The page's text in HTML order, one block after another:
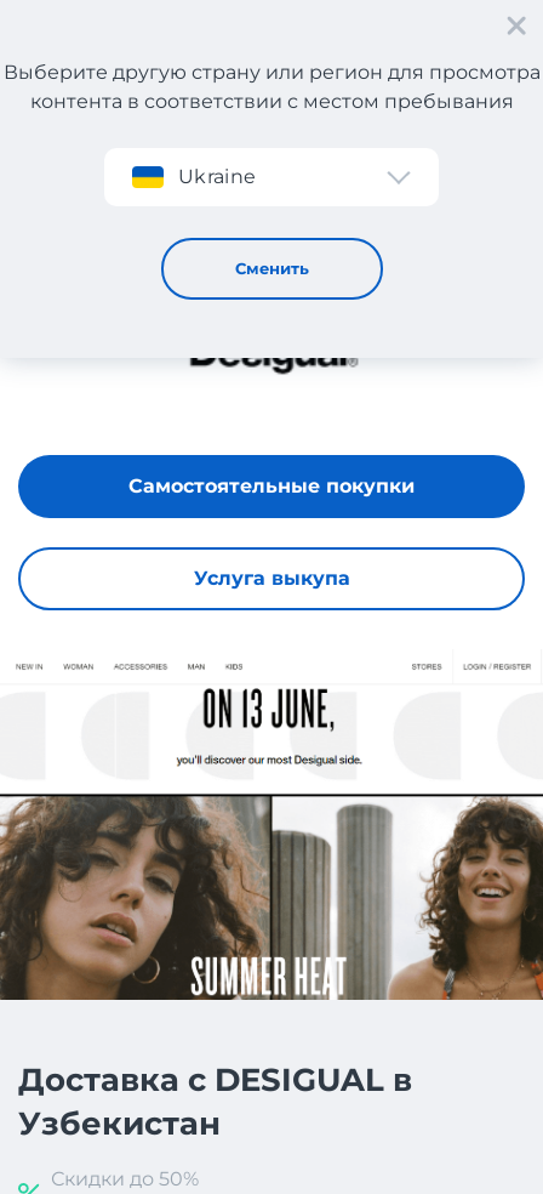
Регистрация
Выберите другую страну или регион для просмотра
контента в соответствии с местом пребывания
Ukraine
Сменить
DESIGUAL
Услуга выкупа
Самостоятельные покупки
Доставка с DESIGUAL в
Узбекистан
Скидки до 50%